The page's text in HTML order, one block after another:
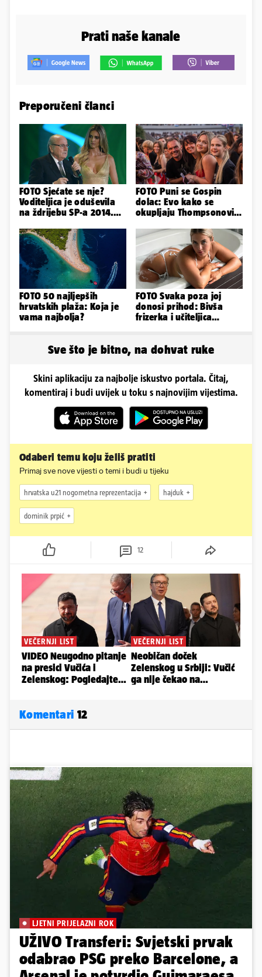
Prati naše kanale
Preporučeni članci
FOTO Sjećate se nje?
Voditeljica je oduševila
na ždrijebu SP-a 2014.
FOTO Puni se Gospin
dolac: Evo kako se
okupljaju Thompsonovi
FOTO 50 najljepših
hrvatskih plaža: Koja je
vama najbolja?
FOTO Svaka poza joj
donosi prihod: Bivša
frizerka i učiteljica
Sve što je bitno, na dohvat ruke
Skini aplikaciju za najbolje iskustvo portala. Čitaj,
komentiraj i budi uvijek u toku s najnovijim vijestima.
Odaberi temu koju želiš pratiti
Primaj sve nove vijesti o temi i budi u tijeku
hrvatska u21 nogometna reprezentacija hajduk
dominik prpić
12
Komentari 12
LJETNI PRIJELAZNI ROK
UŽIVO Transferi: Svjetski prvak
odabrao PSG preko Barcelone, a